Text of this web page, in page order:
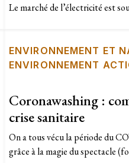
Le marché de l’électricité est
ENVIRONNEMENT ET
ENVIRONNEMENT
Coronawashing :
crise sanitaire
On a tous vécu la période du
grâce à la magie du spectacle